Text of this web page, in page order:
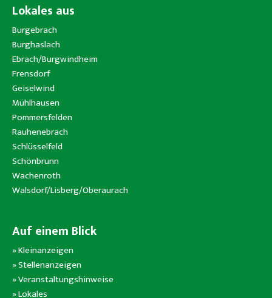
Lokales aus
Burgebrach
Burghaslach
Ebrach/Burgwindheim
Frensdorf
Geiselwind
Mühlhausen
Pommersfelden
Rauhenebrach
Schlüsselfeld
Schönbrunn
Wachenroth
Walsdorf/Lisberg/Oberaurach
Auf einem Blick
»Kleinanzeigen
»Stellenanzeigen
»Veranstaltungshinweise
»Lokales